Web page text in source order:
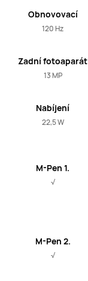
Obnovovací
frekvence
120 Hz
Zadní fotoaparát
13 MP
Nabíjení
22,5 W
M-Pen 1.
generace
√
M-Pen 2.
generace
√